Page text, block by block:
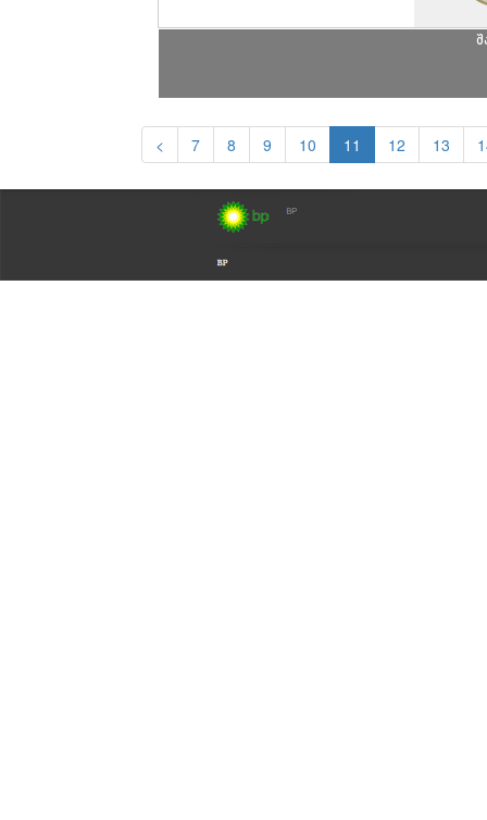
< 7 8 9 10 11 12 13